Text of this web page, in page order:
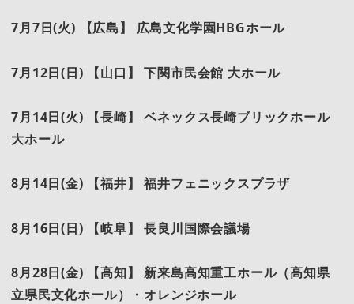
7月7日(火) 【広島】 広島文化学園HBGホール
7月12日(日) 【山口】 下関市民会館 大ホール
7月14日(火) 【長崎】 ベネックス長崎ブリックホール
大ホール
8月14日(金) 【福井】 福井フェニックスプラザ
8月16日(日) 【岐阜】 長良川国際会議場
8月28日(金) 【高知】 新来島高知重工ホール（高知県
立県民文化ホール）・オレンジホール